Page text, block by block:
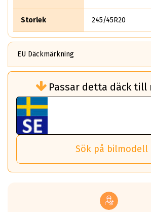
Storlek 245/45R20
EU Däckmärkning
bränsleförbrukningen)
Det ska vara en betygsskala från klass A
till G för rullmotstånd.
Ett klass A däck kommer ha 6,5% bättre
bränsleförbrukning än ett klass G däck.
Det betyder att om man kör 10,000 km,
så sparar man 50 liter bränsle med ett
vilken körstil du använder.
Passar detta däck till
Sök på bilmodell